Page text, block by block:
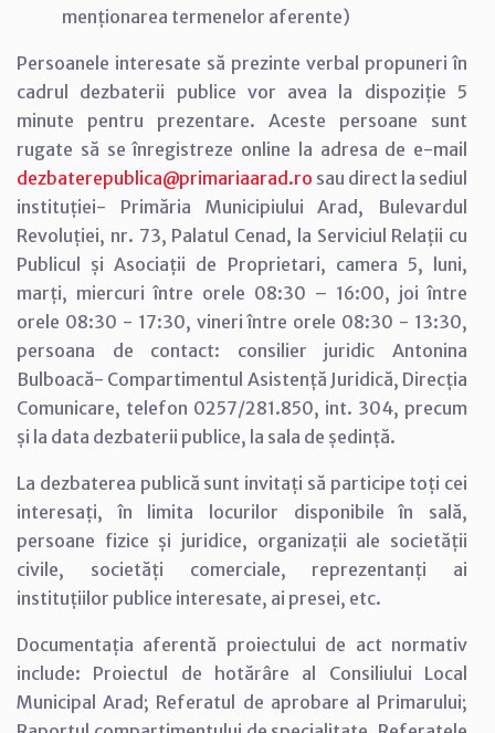
menționarea termenelor aferente)
Persoanele interesate să prezinte verbal propuneri în
cadrul dezbaterii publice vor avea la dispoziție 5
minute pentru prezentare. Aceste persoane sunt
rugate să se înregistreze online la adresa de e-mail
dezbaterepublica@primariaarad.ro sau direct la sediul
instituției- Primăria Municipiului Arad, Bulevardul
Revoluției, nr. 73, Palatul Cenad, la Serviciul Relații cu
Publicul și Asociații de Proprietari, camera 5, luni,
marți, miercuri între orele 08:30 – 16:00, joi între
orele 08:30 - 17:30, vineri între orele 08:30 - 13:30,
persoana de contact: consilier juridic Antonina
Bulboacă- Compartimentul Asistență Juridică, Direcția
Comunicare, telefon 0257/281.850, int. 304, precum
și la data dezbaterii publice, la sala de ședință.
La dezbaterea publică sunt invitați să participe toți cei
interesați, în limita locurilor disponibile în sală,
persoane fizice și juridice, organizații ale societății
civile, societăți comerciale, reprezentanți ai
instituțiilor publice interesate, ai presei, etc.
Documentația aferentă proiectului de act normativ
include: Proiectul de hotărâre al Consiliului Local
Municipal Arad; Referatul de aprobare al Primarului;